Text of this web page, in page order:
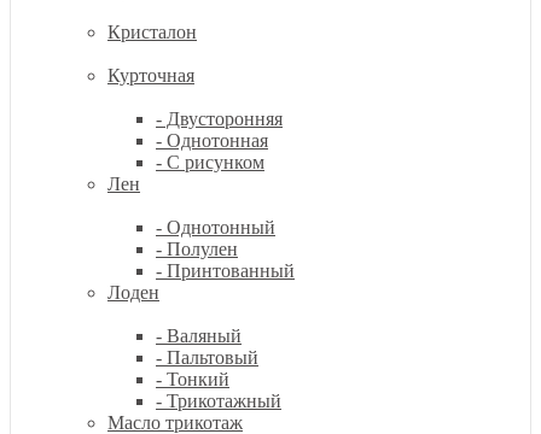
Кристалон
Курточная
- Двусторонняя
- Однотонная
- С рисунком
Лен
- Однотонный
- Полулен
- Принтованный
Лоден
- Валяный
- Пальтовый
- Тонкий
- Трикотажный
Масло трикотаж